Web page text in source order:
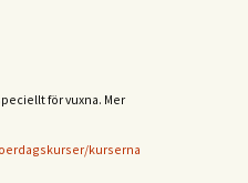
för vuxna. Mer
kurserna